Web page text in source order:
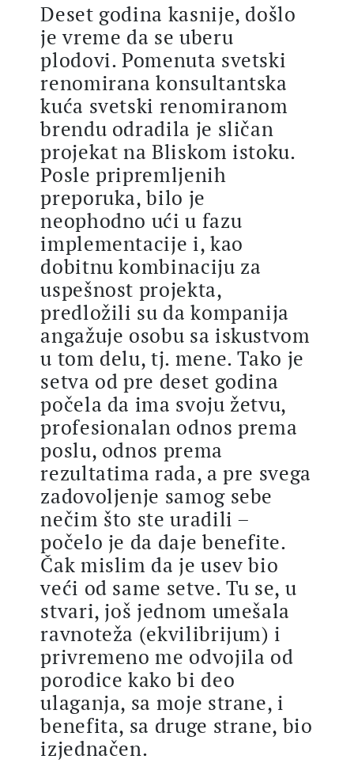
Deset godina kasnije, došlo
je vreme da se uberu
plodovi. Pomenuta svetski
renomirana konsultantska
kuća svetski renomiranom
brendu odradila je sličan
projekat na Bliskom istoku.
Posle pripremljenih
preporuka, bilo je
neophodno ući u fazu
implementacije i, kao
dobitnu kombinaciju za
uspešnost projekta,
predložili su da kompanija
angažuje osobu sa iskustvom
u tom delu, tj. mene. Tako je
setva od pre deset godina
počela da ima svoju žetvu,
profesionalan odnos prema
poslu, odnos prema
rezultatima rada, a pre svega
zadovoljenje samog sebe
nečim što ste uradili –
počelo je da daje benefite.
Čak mislim da je usev bio
veći od same setve. Tu se, u
stvari, još jednom umešala
ravnoteža (ekvilibrijum) i
privremeno me odvojila od
porodice kako bi deo
ulaganja, sa moje strane, i
benefita, sa druge strane, bio
izjednačen.